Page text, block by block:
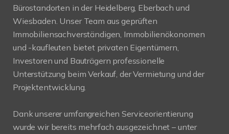
Bürostandorten in der Heidelberg, Eberbach und
Wiesbaden. Unser Team aus geprüften
Immobiliensachverständigen, Immobilienökonomen
und -kaufleuten bietet privaten Eigentümern,
Investoren und Bauträgern professionelle
Unterstützung beim Verkauf, der Vermietung und der
Projektentwicklung.
Dank unserer umfangreichen Serviceorientierung
wurde wir bereits mehrfach ausgezeichnet – unter